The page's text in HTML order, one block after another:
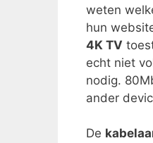
weten
hun
4K TV
echt niet
nodig.
ander
De